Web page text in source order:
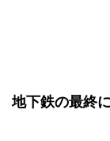
地下鉄の最終